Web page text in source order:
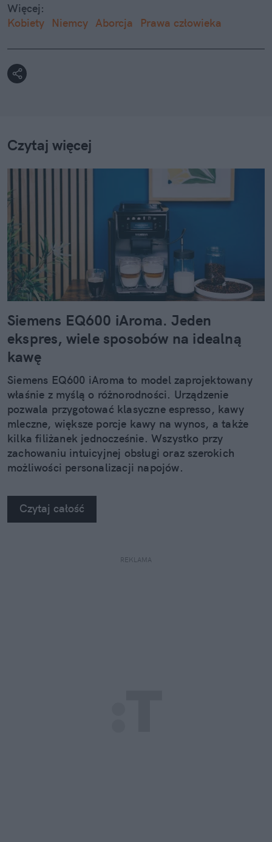
Więcej:
Kobiety
Niemcy Aborcja Prawa człowieka
Czytaj więcej
Siemens EQ600 iAroma. Jeden
ekspres, wiele sposobów na idealną
kawę
Siemens EQ600 iAroma to model zaprojektowany
właśnie z myślą o różnorodności. Urządzenie
pozwala przygotować klasyczne espresso, kawy
mleczne, większe porcje kawy na wynos, a także
kilka filiżanek jednocześnie. Wszystko przy
zachowaniu intuicyjnej obsługi oraz szerokich
możliwości personalizacji napojów.
Czytaj całość
REKLAMA